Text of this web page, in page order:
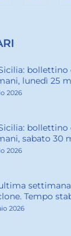
lunedì 25
2026
sabato 30
2026
Tempo
2026